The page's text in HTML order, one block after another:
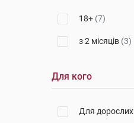
18+ (7)
з 2 місяців (3)
Для кого
Для дорослих